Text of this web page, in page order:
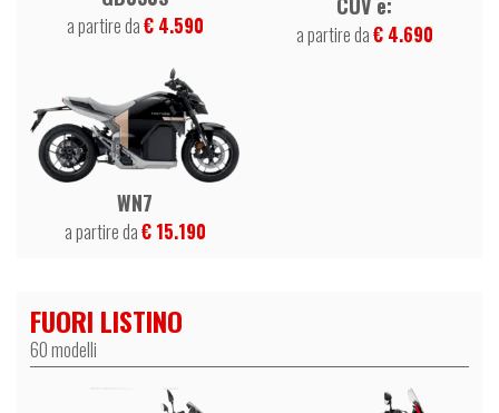
a partire da€ 4.590 a partire da€ 4.690
WN7
a partire da€ 15.190
FUORI LISTINO
60 modelli